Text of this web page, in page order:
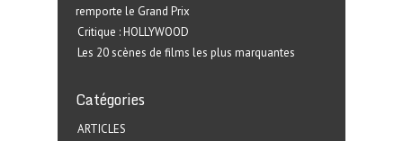
remporte le Grand Prix
Critique : HOLLYWOOD
Les 20 scènes de films les plus marquantes
Catégories
ARTICLES